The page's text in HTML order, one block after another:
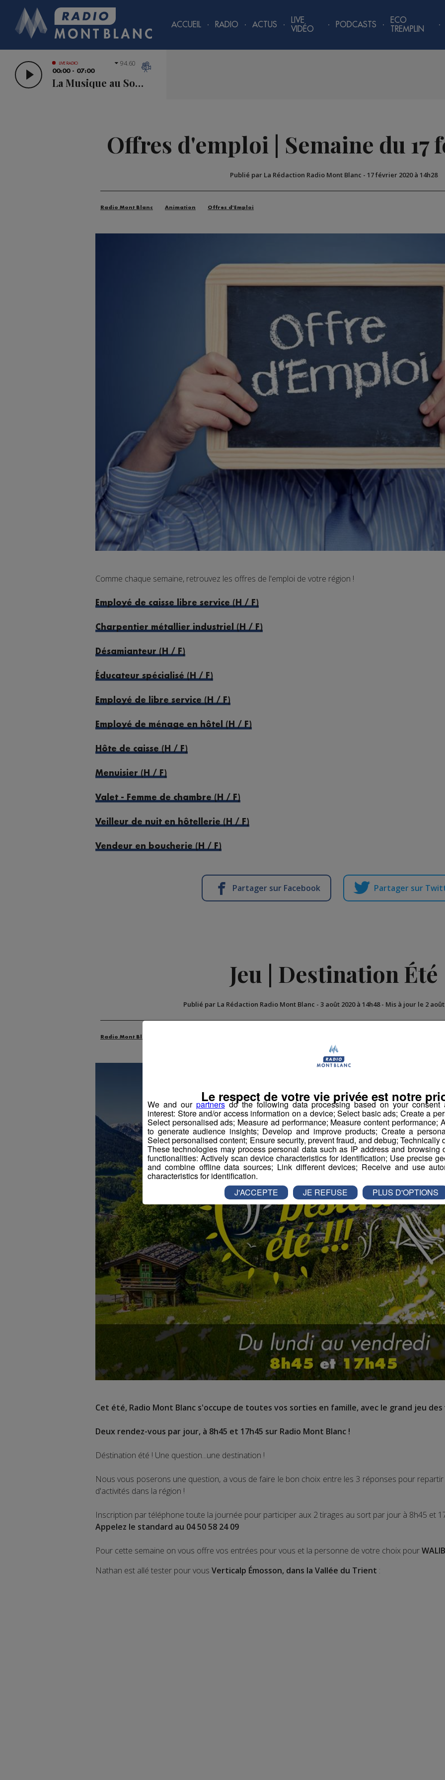
ACCUEIL RADIO ACTUS
LIVE
VIDÉO
PODCASTS
ECO
TREMPLIN
LIVE RADIO
00:00 - 07:00
La Musique au Sommet
94.60
Offres d'emploi | Semaine du 17
Publié par La Rédaction Radio Mont Blanc - 17 février 2020 à 14h28
Radio Mont Blanc Animation Offres d'Emploi
Comme chaque semaine, retrouvez les offres de l'emploi de votre région !
Employé de caisse libre service (H / F)
Charpentier métallier industriel (H / F)
Désamianteur (H / F)
Éducateur spécialisé (H / F)
Employé de libre service (H / F)
Employé de ménage en hôtel (H / F)
Hôte de caisse (H / F)
Menuisier (H / F)
Valet - Femme de chambre (H / F)
Veilleur de nuit en hôtellerie (H / F)
Vendeur en boucherie (H / F)
Partager sur Facebook Partager sur
Jeu | Destination Été
Publié par La Rédaction Radio Mont Blanc - 3 août 2020 à 14h48- Mis à jour le 2 août
Radio Mont Blanc
Cet été, Radio Mont Blanc s'occupe de toutes vos sorties en famille, avec le grand jeu
Deux rendez-vous par jour, à 8h45 et 17h45 sur Radio Mont Blanc !
Déstination été ! Une question...une destination !
Nous vous poserons une question, a vous de faire le bon choix entre les 3 réponses pour
d'activités dans la région !
Inscription par téléphone toute la journée pour participer aux 2 tirages au sort par jour à 8h45 et
Appelez le standard au 04 50 58 24 09
Pour cette semaine on vous offre vos entrées pour vous et la personne de votre choix pour
Nathan est allé tester pour vous Verticalp Émosson, dans la Vallée du Trient :
We and our partnersdo the following data processing based on your consent
interest: Store and/or access information on a device; Select basic ads; Create a
Select personalised ads; Measure ad performance; Measure content performance;
to generate audience insights; Develop and improve products; Create a
Select personalised content; Ensure security, prevent fraud, and debug; Technically
These technologies may process personal data such as IP address and browsing
functionalities: Actively scan device characteristics for identification; Use precise
and combine offline data sources; Link different devices; Receive and use
characteristics for identification.
Le respect de votre vie privée est notre
J'ACCEPTE JE REFUSE PLUS D'OPTIONS